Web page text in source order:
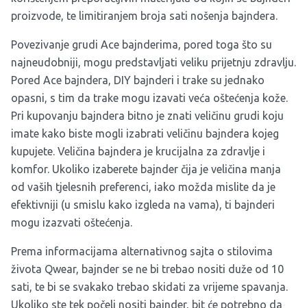
proizvode, te limitiranjem broja sati nošenja bajndera.
Povezivanje grudi Ace bajnderima, pored toga što su
najneudobniji, mogu predstavljati veliku prijetnju zdravlju.
Pored Ace bajndera, DIY bajnderi i trake su jednako
opasni, s tim da trake mogu izavati veća oštećenja kože.
Pri kupovanju bajndera bitno je znati veličinu grudi koju
imate kako biste mogli izabrati veličinu bajndera kojeg
kupujete. Veličina bajndera je krucijalna za zdravlje i
komfor. Ukoliko izaberete bajnder čija je veličina manja
od vaših tjelesnih preferenci, iako možda mislite da je
efektivniji (u smislu kako izgleda na vama), ti bajnderi
mogu izazvati oštećenja.
Prema informacijama alternativnog sajta o stilovima
života Qwear, bajnder se ne bi trebao nositi duže od 10
sati, te bi se svakako trebao skidati za vrijeme spavanja.
Ukoliko ste tek počeli nositi bajnder, bit će potrebno da